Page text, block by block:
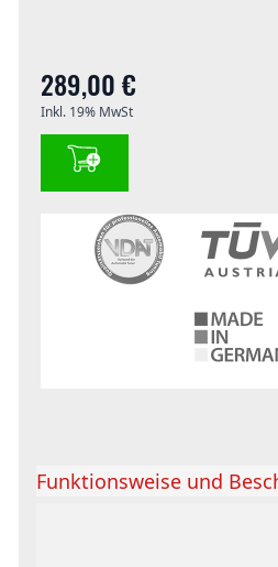
289,00 €
Inkl. 19% MwSt
Funktionsweise und